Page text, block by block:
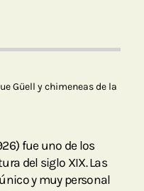
Güell y chimeneas de la
fue uno de los
del siglo XIX. Las
y muy personal